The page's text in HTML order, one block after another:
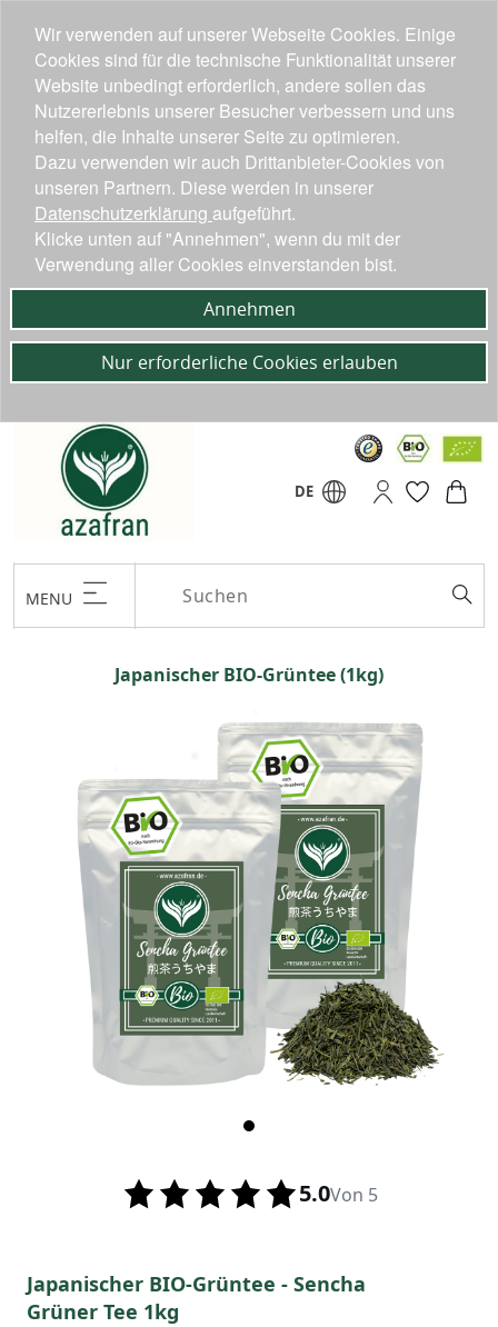
DE
MENU
Japanischer BIO-Grüntee (1kg)
5.0Von 5
Japanischer BIO-Grüntee - Sencha
Grüner Tee 1kg
Wir verwenden auf unserer Webseite Cookies. Einige
Cookies sind für die technische Funktionalität unserer
Website unbedingt erforderlich, andere sollen das
Nutzererlebnis unserer Besucher verbessern und uns
helfen, die Inhalte unserer Seite zu optimieren.
Dazu verwenden wir auch Drittanbieter-Cookies von
unseren Partnern. Diese werden in unserer
Datenschutzerklärung aufgeführt.
Klicke unten auf "Annehmen", wenn du mit der
Verwendung aller Cookies einverstanden bist.
Annehmen
Nur erforderliche Cookies erlauben